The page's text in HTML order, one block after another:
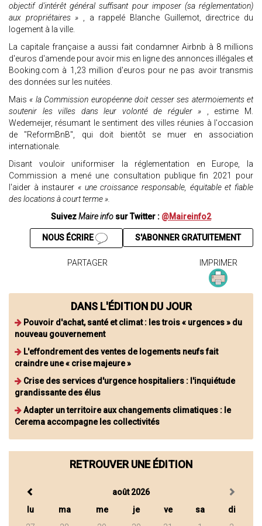
objectif d'intérêt général suffisant pour imposer (sa réglementation)
aux propriétaires » , a rappelé Blanche Guillemot, directrice du
logement à la ville.
La capitale française a aussi fait condamner Airbnb à 8 millions
d'euros d'amende pour avoir mis en ligne des annonces illégales et
Booking.com à 1,23 million d'euros pour ne pas avoir transmis
des données sur les nuitées.
Mais « la Commission européenne doit cesser ses atermoiements et
soutenir les villes dans leur volonté de réguler » , estime M.
Wedemeijer, résumant le sentiment des villes réunies à l'occasion
de "ReformBnB", qui doit bientôt se muer en association
internationale.
Disant vouloir uniformiser la réglementation en Europe, la
Commission a mené une consultation publique fin 2021 pour
l'aider à instaurer « une croissance responsable, équitable et fiable
des locations à court terme ».
SuivezMaire info sur Twitter : @Maireinfo2
S'ABONNER GRATUITEMENT
NOUS ÉCRIRE
PARTAGER IMPRIMER
DANS L'ÉDITION DU JOUR
Pouvoir d'achat, santé et climat : les trois « urgences » du
nouveau gouvernement
L'effondrement des ventes de logements neufs fait
craindre une « crise majeure »
Crise des services d'urgence hospitaliers : l'inquiétude
grandissante des élus
Adapter un territoire aux changements climatiques : le
Cerema accompagne les collectivités
RETROUVER UNE ÉDITION
août 2026
lu
ma me je ve sa
di